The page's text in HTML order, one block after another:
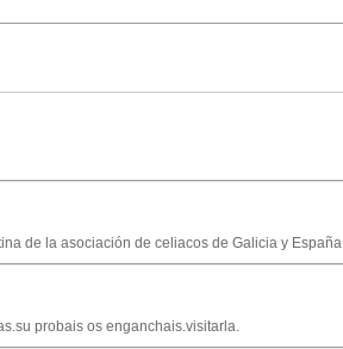
de la asociación de celiacos de Galicia y España
probais os enganchais.visitarla.